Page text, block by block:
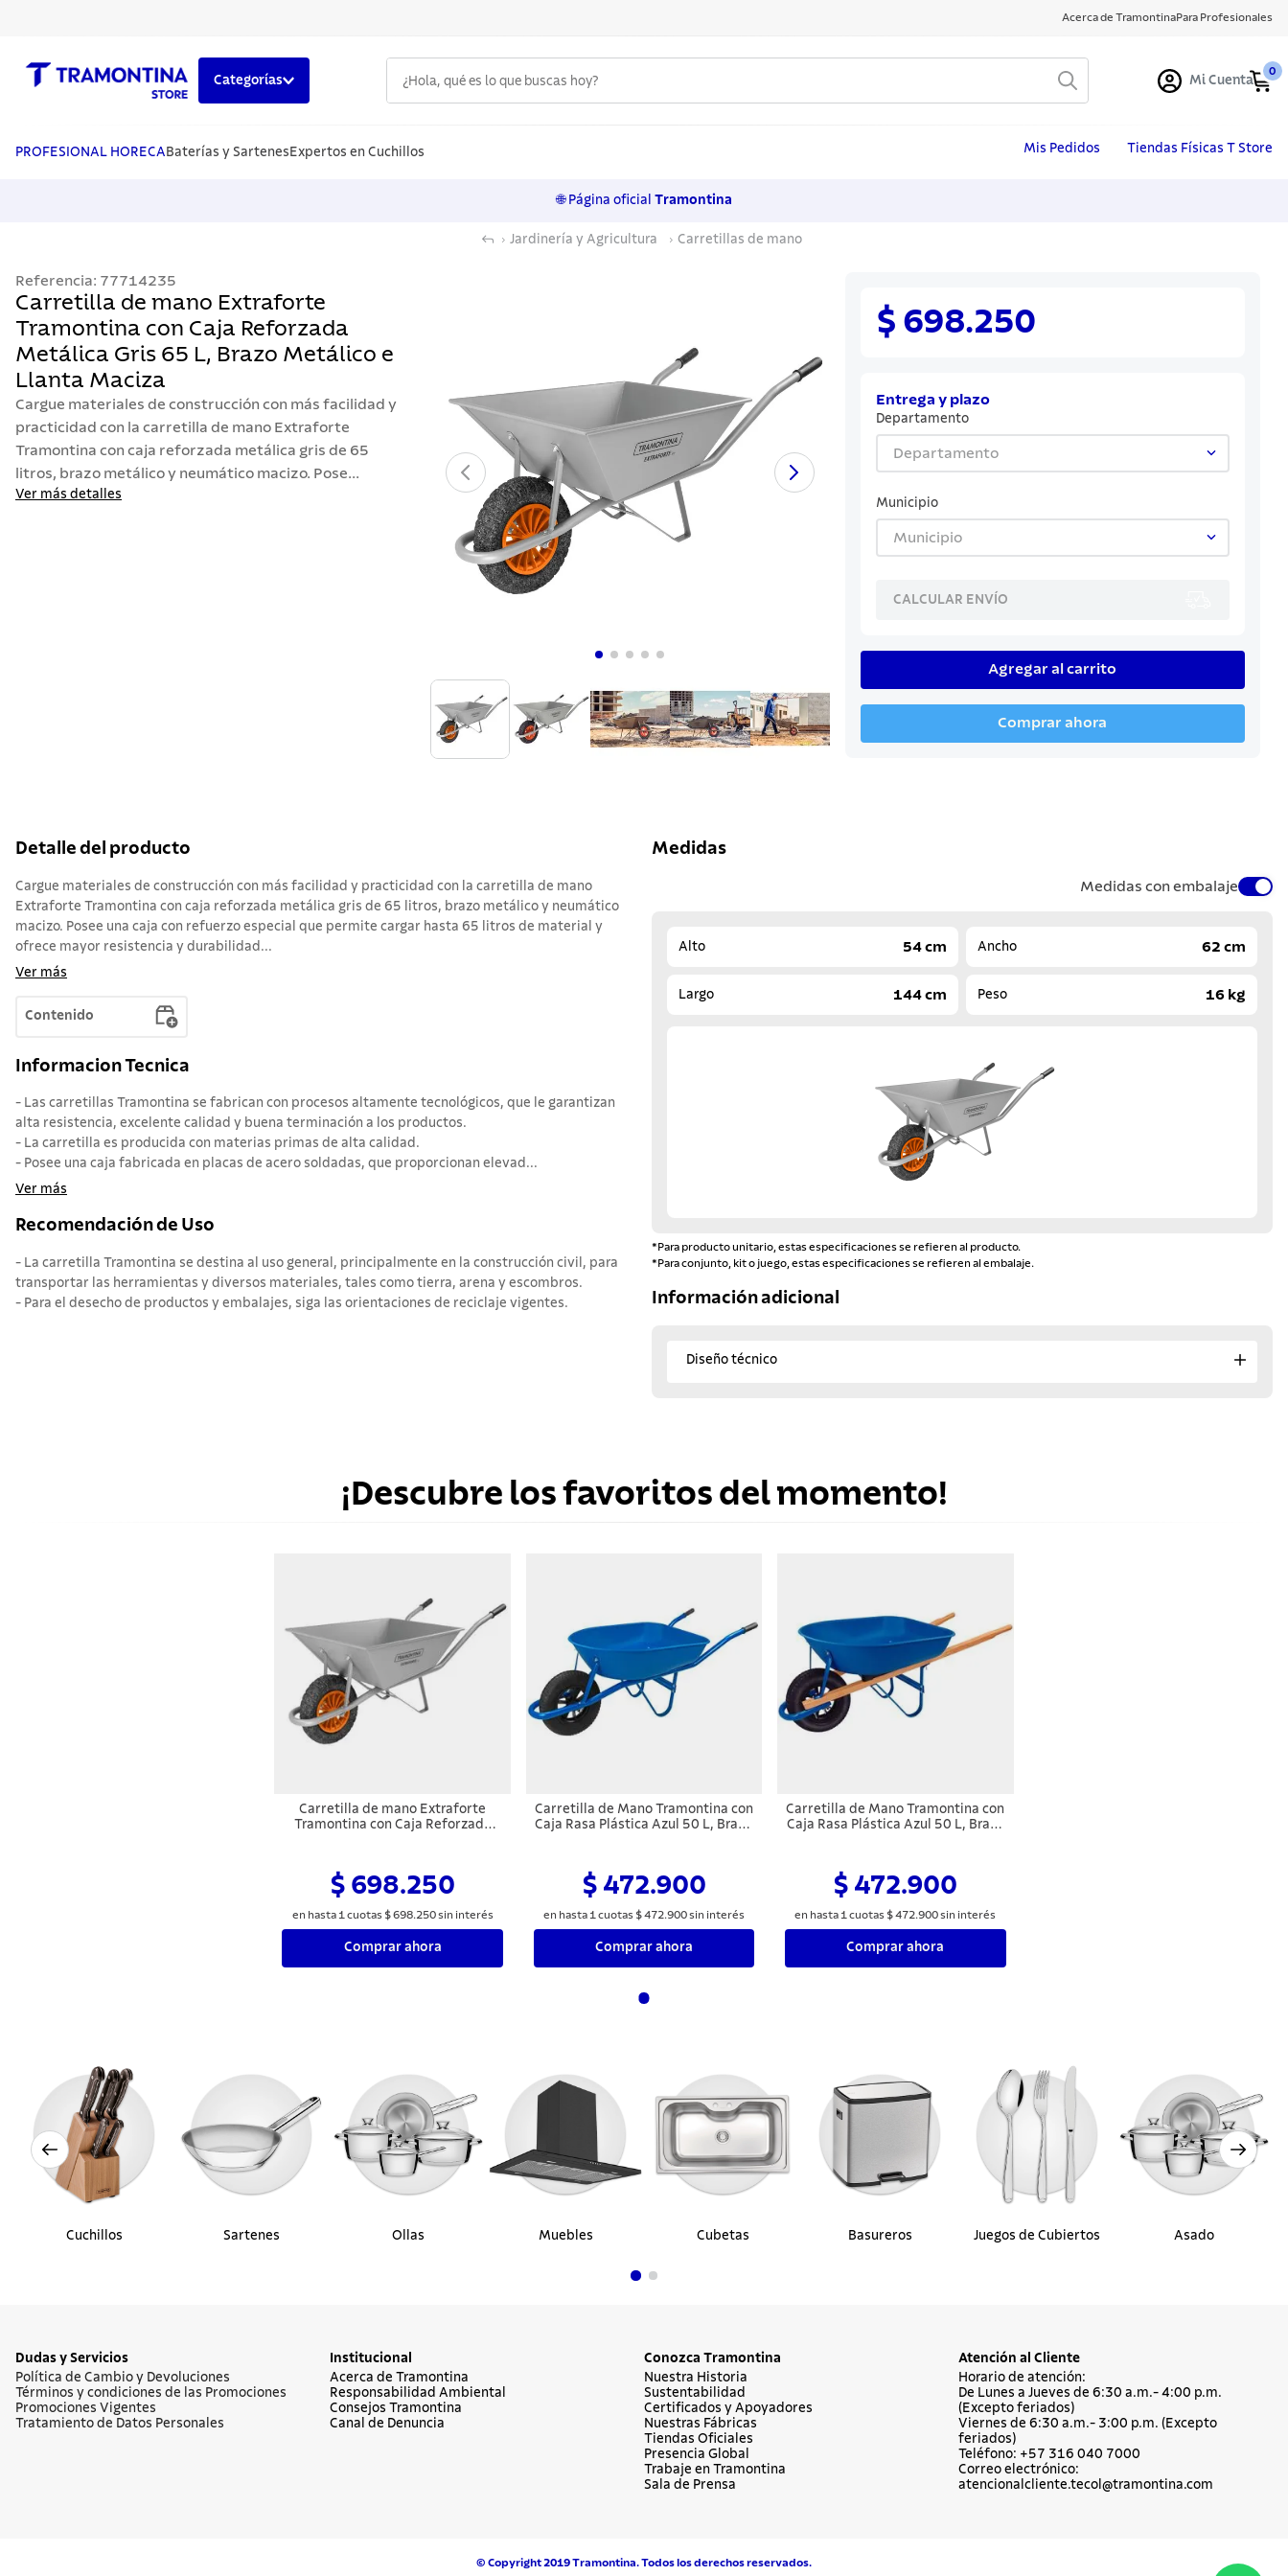
Acerca de TramontinaPara Profesionales
Categorías Mi Cuenta
0
PROFESIONAL HORECA Baterías y Sartenes Expertos en Cuchillos Mis Pedidos Tiendas Físicas T Store
🌐 Página oficial Tramontina
Jardinería y Agricultura Carretillas de mano
Referencia: 77714235
Carretilla de mano Extraforte
Tramontina con Caja Reforzada
Metálica Gris 65 L, Brazo Metálico e
Llanta Maciza
Cargue materiales de construcción con más facilidad y
practicidad con la carretilla de mano Extraforte
Tramontina con caja reforzada metálica gris de 65
litros, brazo metálico y neumático macizo. Pose...
Ver más detalles
$ 698.250
Entrega y plazo
Departamento
Departamento
Municipio
Municipio
CALCULAR ENVÍO
Agregar al carrito
Comprar ahora
Detalle del producto
Cargue materiales de construcción con más facilidad y practicidad con la carretilla de mano
Extraforte Tramontina con caja reforzada metálica gris de 65 litros, brazo metálico y neumático
macizo. Posee una caja con refuerzo especial que permite cargar hasta 65 litros de material y
ofrece mayor resistencia y durabilidad...
Ver más
Contenido
Informacion Tecnica
- Las carretillas Tramontina se fabrican con procesos altamente tecnológicos, que le garantizan
alta resistencia, excelente calidad y buena terminación a los productos.
- La carretilla es producida con materias primas de alta calidad.
- Posee una caja fabricada en placas de acero soldadas, que proporcionan elevad...
Ver más
Recomendación de Uso
- La carretilla Tramontina se destina al uso general, principalmente en la construcción civil, para
transportar las herramientas y diversos materiales, tales como tierra, arena y escombros.
- Para el desecho de productos y embalajes, siga las orientaciones de reciclaje vigentes.
Medidas
Medidas con embalaje
Alto 54 cm Ancho 62 cm
Largo 144 cm Peso 16 kg
*Para producto unitario, estas especificaciones se refieren al producto.
*Para conjunto, kit o juego, estas especificaciones se refieren al embalaje.
Información adicional
Diseño técnico
¡Descubre los favoritos del momento!
Carretilla de mano Extraforte
Tramontina con Caja Reforzada
$ 698.250
en hasta 1 cuotas $ 698.250sin interés
Comprar ahora
Carretilla de Mano Tramontina con
Caja Rasa Plástica Azul 50 L, Brazo
$ 472.900
en hasta 1 cuotas $472.900sin interés
Comprar ahora
Carretilla de Mano Tramontina con
Caja Rasa Plástica Azul 50 L, Brazo
$ 472.900
en hasta 1 cuotas $472.900sin interés
Comprar ahora
Cuchillos Sartenes Ollas Muebles Cubetas Basureros Juegos de Cubiertos Asado
Dudas y Servicios
Política de Cambio y Devoluciones
Términos y condiciones de las Promociones
Promociones Vigentes
Tratamiento de Datos Personales
Institucional
Acerca de Tramontina
Responsabilidad Ambiental
Consejos Tramontina
Canal de Denuncia
Conozca Tramontina
Nuestra Historia
Sustentabilidad
Certificados y Apoyadores
Nuestras Fábricas
Tiendas Oficiales
Presencia Global
Trabaje en Tramontina
Sala de Prensa
Atención al Cliente
Horario de atención:
De Lunes a Jueves de 6:30 a.m.- 4:00 p.m.
(Excepto feriados)
Viernes de 6:30 a.m.- 3:00 p.m. (Excepto
feriados)
Teléfono: +57 316 040 7000
Correo electrónico:
atencionalcliente.tecol@tramontina.com
© Copyright 2019 Tramontina. Todos los derechos reservados.
1.
cuchillos
5
ollas